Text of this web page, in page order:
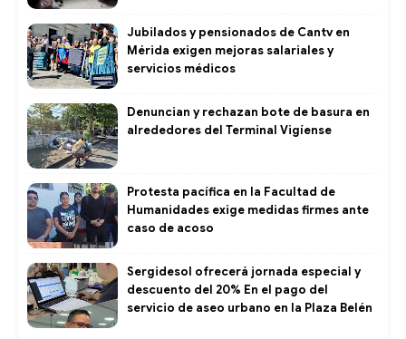
Jubilados y pensionados de Cantv en
Mérida exigen mejoras salariales y
servicios médicos
Denuncian y rechazan bote de basura en
alrededores del Terminal Vigíense
Protesta pacífica en la Facultad de
Humanidades exige medidas firmes ante
caso de acoso
Sergidesol ofrecerá jornada especial y
descuento del 20% En el pago del
servicio de aseo urbano en la Plaza Belén